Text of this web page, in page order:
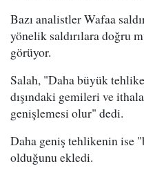
Bazı analistler Wafaa
yönelik saldırılara doğru
görüyor.
Salah, "Daha büyük
dışındaki gemileri ve
genişlemesi olur" dedi.
Daha geniş tehlikenin ise
olduğunu ekledi.